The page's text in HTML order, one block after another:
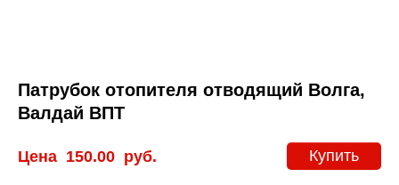
Патрубок отопителя отводящий Волга,
Валдай ВПТ
Купить
Цена 150.00 руб.